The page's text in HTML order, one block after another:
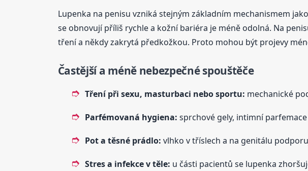
Lupenka na penisu vzniká stejným základním mechanismem
se obnovují příliš rychle a kožní bariéra je méně odolná. Na
tření a někdy zakrytá předkožkou. Proto mohou být projevy
Častější a méně nebezpečné spouštěče
Tření při sexu, masturbaci nebo sportu: mechanické
Parfémovaná hygiena: sprchové gely, intimní
Pot a těsné prádlo: vlhko v tříslech a na genitálu
Stres a infekce v těle: u části pacientů se lupenka